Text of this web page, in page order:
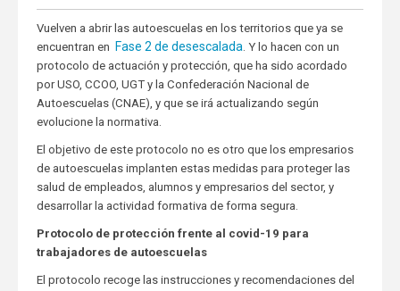
Vuelven a abrir las autoescuelas en los territorios que ya se
encuentran en Fase 2 de desescalada. Y lo hacen con un
protocolo de actuación y protección, que ha sido acordado
por USO, CCOO, UGT y la Confederación Nacional de
Autoescuelas (CNAE), y que se irá actualizando según
evolucione la normativa.
El objetivo de este protocolo no es otro que los empresarios
de autoescuelas implanten estas medidas para proteger las
salud de empleados, alumnos y empresarios del sector, y
desarrollar la actividad formativa de forma segura.
Protocolo de protección frente al covid-19 para
trabajadores de autoescuelas
El protocolo recoge las instrucciones y recomendaciones del